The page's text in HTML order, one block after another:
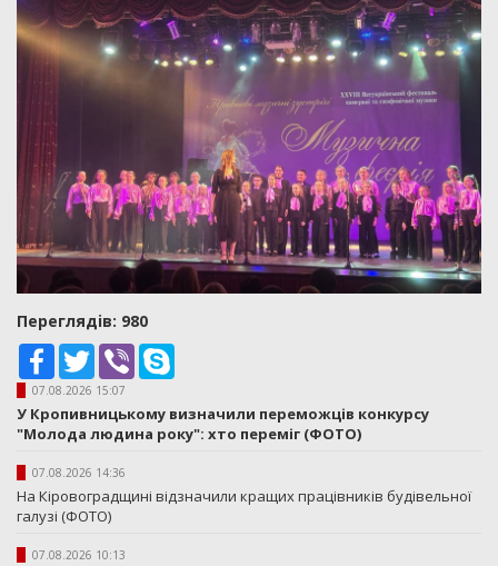
Переглядiв: 980
Facebook
TwitterViber
07.08.2026 15:07
У Кропивницькому визначили переможців конкурсу
"Молода людина року": хто переміг (ФОТО)
07.08.2026 14:36
На Кіровоградщині відзначили кращих працівників будівельної
галузі (ФОТО)
07.08.2026 10:13